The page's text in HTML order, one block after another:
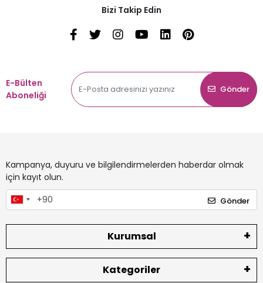
Bizi Takip Edin
E-Bülten
Aboneliği
Gönder
Kampanya, duyuru ve bilgilendirmelerden haberdar olmak
için kayıt olun.
Gönder
Kurumsal
Kategoriler